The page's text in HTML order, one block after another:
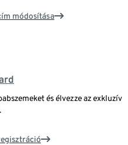
módosítása
és élvezze az exkluzív